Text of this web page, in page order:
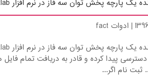
| ادوات fact
پیدا کرده و قادر به دریافت تمام
نام اگر...